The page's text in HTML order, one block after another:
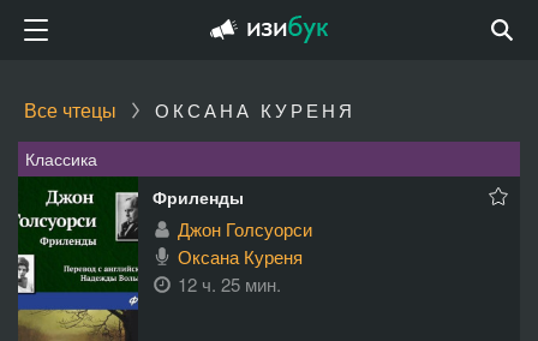
Все чтецы ОКСАНА КУРЕНЯ
Классика
Фриленды
Джон Голсуорси
Оксана Куреня
12 ч. 25 мин.